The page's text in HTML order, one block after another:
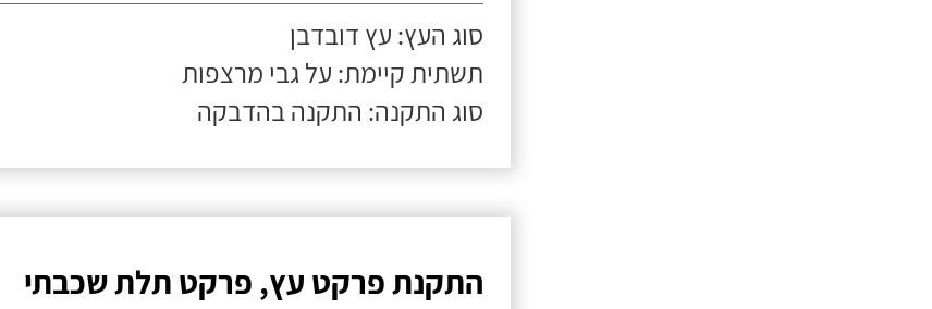
סוג העץ: עץ דובדבן
תשתית קיימת: על גבי מרצפות
סוג התקנה: התקנה בהדבקה
התקנת פרקט עץ, פרקט תלת שכבתי